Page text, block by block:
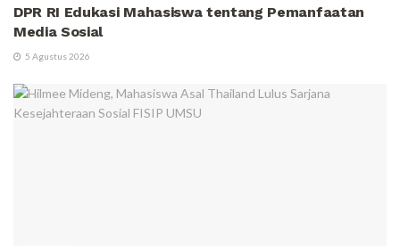
DPR RI Edukasi Mahasiswa tentang Pemanfaatan
Media Sosial
5 Agustus 2026